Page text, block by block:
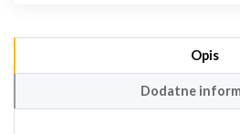
Opis
Dodatne